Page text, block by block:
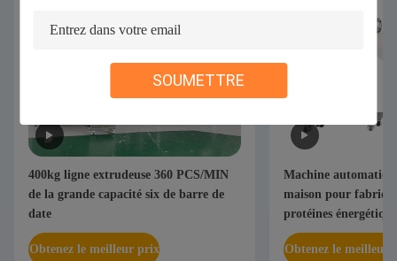
SOUMETTRE
400kg ligne extrudeuse 360 PCS/MIN
de la grande capacité six de barre de
date
Obtenez le meilleur prix
Machine
maison pour
protéines
Obtenez le meilleur